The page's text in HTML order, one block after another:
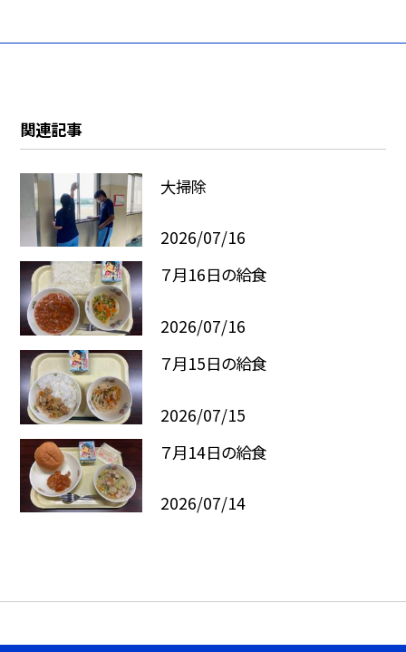
関連記事
大掃除
2026/07/16
７月16日の給食
2026/07/16
７月15日の給食
2026/07/15
７月14日の給食
2026/07/14